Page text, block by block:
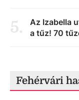
5.
Az Izabella
a tűz! 70
Fehérvári